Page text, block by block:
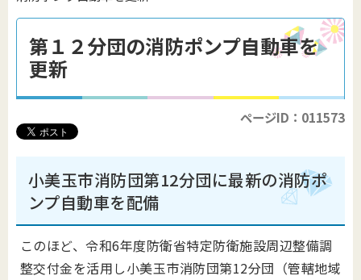
第１２分団の消防ポンプ自動車を
更新
ページID：011573
小美玉市消防団第12分団に最新の消防ポ
ンプ自動車を配備
このほど、令和6年度防衛省特定防衛施設周辺整備調
整交付金を活用し小美玉市消防団第12分団（管轄地域